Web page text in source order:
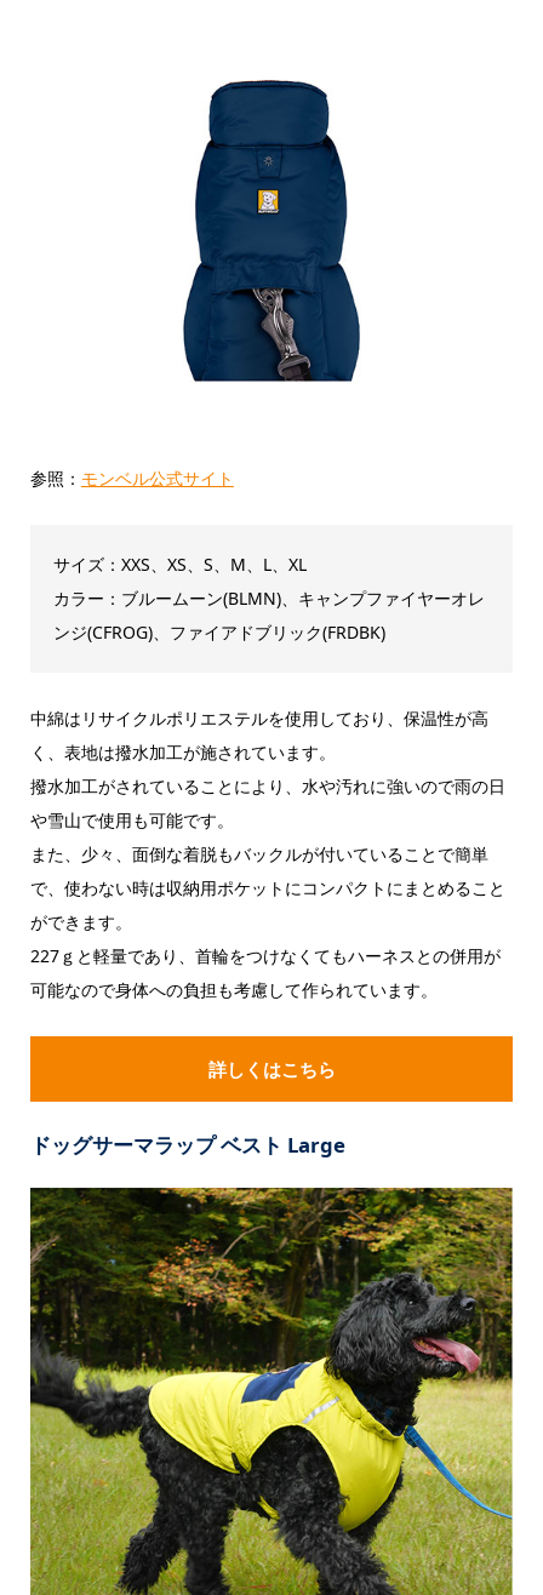
参照： モンベル公式サイト
サイズ：XXS、XS、S、M、L、XL
カラー：ブルームーン(BLMN)、キャンプファイヤーオレ
ンジ(CFROG)、ファイアドブリック(FRDBK)
中綿はリサイクルポリエステルを使用しており、保温性が高
く、表地は撥水加工が施されています。
撥水加工がされていることにより、水や汚れに強いので雨の日
や雪山で使用も可能です。
また、少々、面倒な着脱もバックルが付いていることで簡単
で、使わない時は収納用ポケットにコンパクトにまとめること
ができます。
227ｇと軽量であり、首輪をつけなくてもハーネスとの併用が
可能なので身体への負担も考慮して作られています。
詳しくはこちら
ドッグサーマラップ ベスト Large